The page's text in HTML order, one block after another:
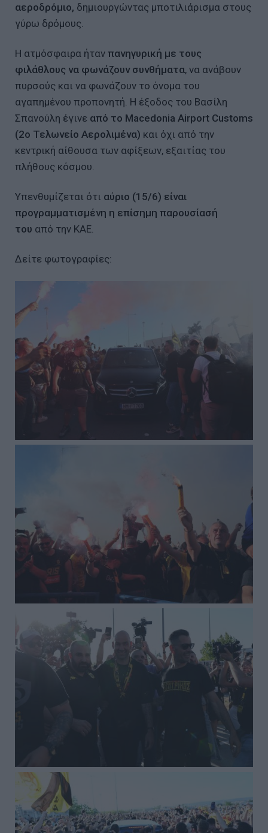
αεροδρόμιο, δημιουργώντας μποτιλιάρισμα στους
γύρω δρόμους.
Η ατμόσφαιρα ήταν πανηγυρική με τους
φιλάθλους να φωνάζουν συνθήματα, να ανάβουν
πυρσούς και να φωνάζουν το όνομα του
αγαπημένου προπονητή. Η έξοδος του Βασίλη
Σπανούλη έγινε από το Macedonia Airport Customs
(2ο Τελωνείο Αερολιμένα) και όχι από την
κεντρική αίθουσα των αφίξεων, εξαιτίας του
πλήθους κόσμου.
Υπενθυμίζεται ότι αύριο (15/6) είναι
προγραμματισμένη η επίσημη παρουσίασή
του από την ΚΑΕ.
Δείτε φωτογραφίες: